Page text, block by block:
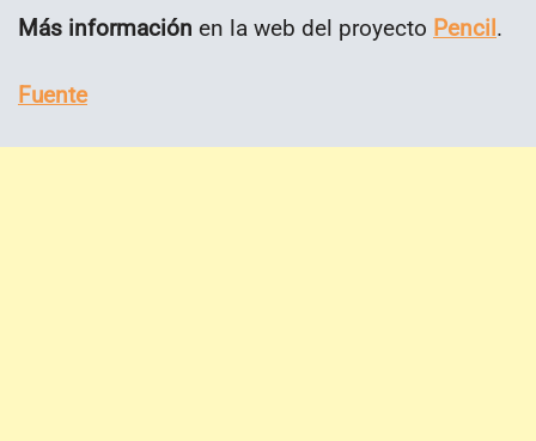
Más información en la web del proyecto Pencil.
Fuente